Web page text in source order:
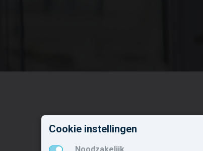
Nieuwbouw in deze
gemeente
Cookie instellingen